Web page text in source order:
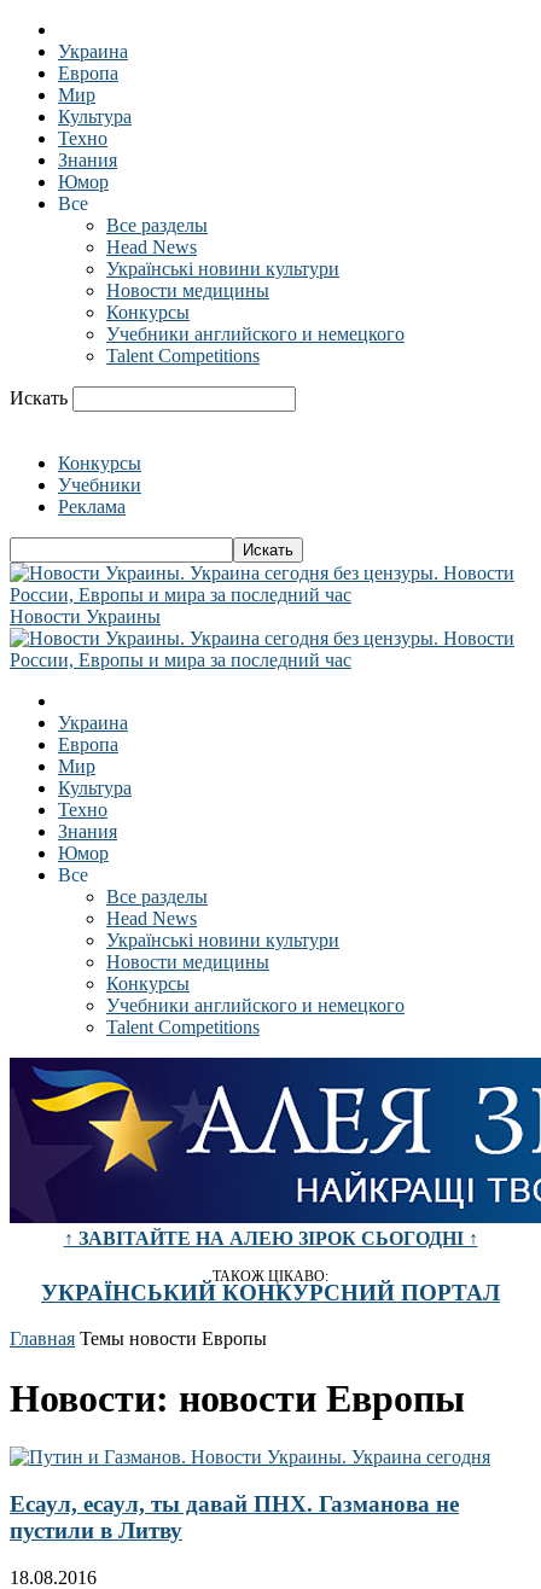
Украина
Европа
Мир
Культура
Техно
Знания
Юмор
Все
Все разделы
Head News
Українські новини культури
Новости медицины
Конкурсы
Учебники английского и немецкого
Talent Competitions
Искать
Конкурсы
Учебники
Реклама
Новости Украины
Украина
Европа
Мир
Культура
Техно
Знания
Юмор
Все
Все разделы
Head News
Українські новини культури
Новости медицины
Конкурсы
Учебники английского и немецкого
Talent Competitions
↑ ЗАВІТАЙТЕ НА АЛЕЮ ЗІРОК СЬОГОДНІ ↑
ТАКОЖ ЦІКАВО:
УКРАЇНСЬКИЙ КОНКУРСНИЙ ПОРТАЛ
Главная Темы новости Европы
Новости: новости Европы
Есаул, есаул, ты давай ПНХ. Газманова не
пустили в Литву
18.08.2016